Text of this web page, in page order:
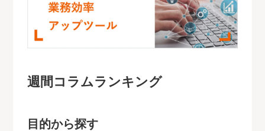
週間コラムランキング
目的から探す